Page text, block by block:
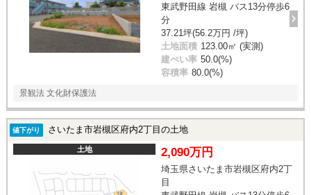
東武野田線 岩槻 バス13分停歩6
分
37.21坪(56.2万円 /坪)
土地面積 123.00㎡ (実測)
建ぺい率 50.0(%)
容積率 80.0(%)
景観法 文化財保護法
値下がり さいたま市岩槻区府内2丁目の土地
土地 2,090万円
埼玉県さいたま市岩槻区府内2丁
目